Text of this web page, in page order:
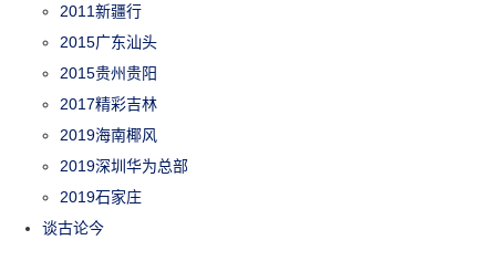
2011新疆行
2015广东汕头
2015贵州贵阳
2017精彩吉林
2019海南椰风
2019深圳华为总部
2019石家庄
谈古论今